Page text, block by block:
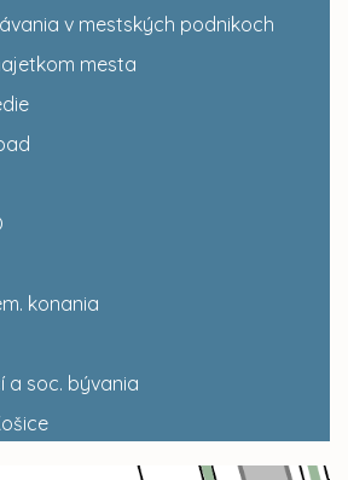
v mestských podnikoch
mesta
konania
a soc. bývania